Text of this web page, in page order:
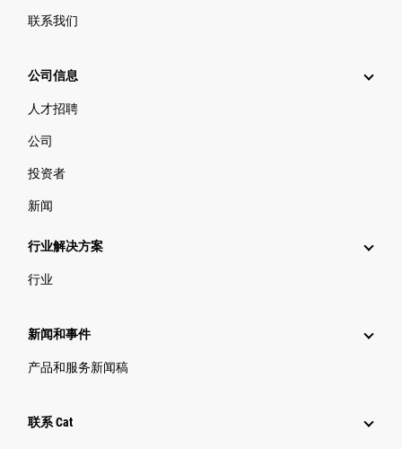
联系我们
公司信息
人才招聘
公司
投资者
新闻
行业解决方案
行业
新闻和事件
产品和服务新闻稿
联系 Cat